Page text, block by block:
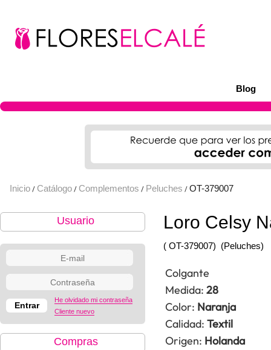
Blog
Inicio / Catálogo / Complementos / Peluches / OT-379007
Usuario
He olvidado mi contraseña
Cliente nuevo
Compras
Loro Celsy
( OT-379007) (Peluches)
Colgante
Medida: 28
Color: Naranja
Calidad: Textil
Origen: Holanda